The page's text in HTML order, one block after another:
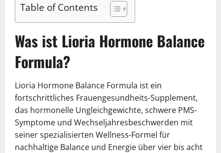
Table of Contents
Was ist Lioria Hormone Balance
Formula?
Lioria Hormone Balance Formula ist ein
fortschrittliches Frauengesundheits-Supplement,
das hormonelle Ungleichgewichte, schwere PMS-
Symptome und Wechseljahresbeschwerden mit
seiner spezialisierten Wellness-Formel für
nachhaltige Balance und Energie über vier bis acht